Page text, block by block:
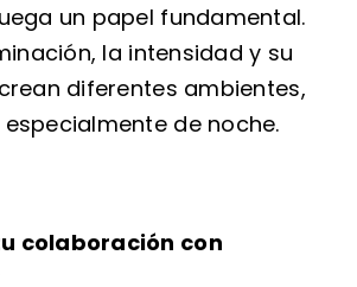
un papel fundamental.
la intensidad y su
diferentes ambientes,
de noche.
colaboración con